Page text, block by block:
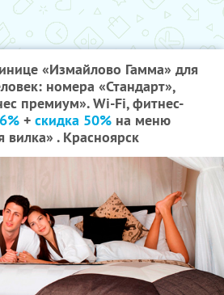
«Измайлово Гамма» для
номера «Стандарт»,
премиум». Wi-Fi, фитнес-
+ скидка 50% на меню
вилка» . Красноярск